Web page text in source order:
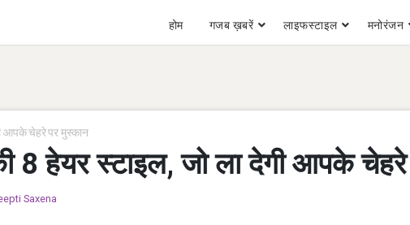
होम गजब ख़बरें लाइफस्टाइल मनोरंजन
आपके चेहरे पर मुस्कान
हेयर स्टाइल, जो ला देगी आपके चेहरे
Saxena